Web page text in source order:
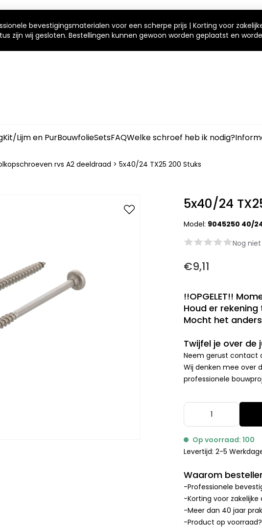
bevestigingsmaterialen voor een scherpe prijs | Korting voor
zijn wij gesloten. Bestellingen kunnen gewoon worden geplaatst en
Kit/Lijm en PurBouwfolieSetsFAQWelke schroef heb ik nodig?
rvs A2 deeldraad > 5x40/24 TX25 200 Stuks
5x40/24
Model: 9045250 40/
Nog
€9,11
!!OPGELET!!
Houd er
Mocht het
Twijfel je over
Neem gerust contact
Wij denken mee over
professionele
Op voorraad: 100
Levertijd: 2-5
Waarom
-Professionele
-Korting voor
-Meer dan 40 jaar
-Product op